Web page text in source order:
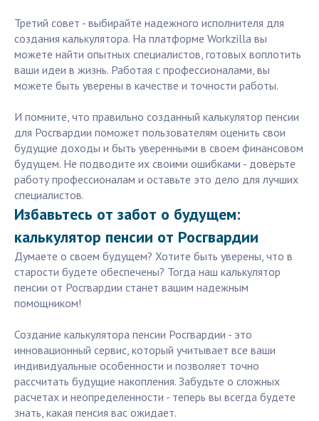
Третий совет - выбирайте надежного исполнителя для
создания калькулятора. На платформе Workzilla вы
можете найти опытных специалистов, готовых воплотить
ваши идеи в жизнь. Работая с профессионалами, вы
можете быть уверены в качестве и точности работы.
И помните, что правильно созданный калькулятор пенсии
для Росгвардии поможет пользователям оценить свои
будущие доходы и быть уверенными в своем финансовом
будущем. Не подводите их своими ошибками - доверьте
работу профессионалам и оставьте это дело для лучших
специалистов.
Избавьтесь от забот о будущем:
калькулятор пенсии от Росгвардии
Думаете о своем будущем? Хотите быть уверены, что в
старости будете обеспечены? Тогда наш калькулятор
пенсии от Росгвардии станет вашим надежным
помощником!
Создание калькулятора пенсии Росгвардии - это
инновационный сервис, который учитывает все ваши
индивидуальные особенности и позволяет точно
рассчитать будущие накопления. Забудьте о сложных
расчетах и неопределенности - теперь вы всегда будете
знать, какая пенсия вас ожидает.